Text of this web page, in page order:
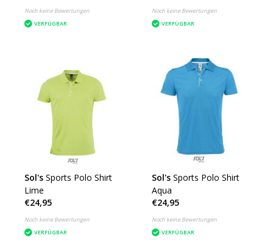
Noch keine Bewertungen
VERFÜGBAR
Noch keine Bewertungen
VERFÜGBAR
Sol's Sports Polo Shirt
Lime
€24,95
Noch keine Bewertungen
VERFÜGBAR
Sol's Sports Polo Shirt
Aqua
€24,95
Noch keine Bewertungen
VERFÜGBAR